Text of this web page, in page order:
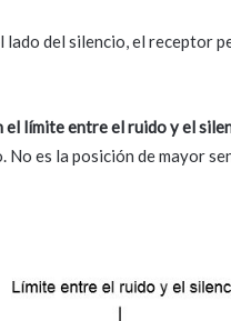
lado del silencio, el receptor
el límite entre el ruido y el
es la posición de mayor